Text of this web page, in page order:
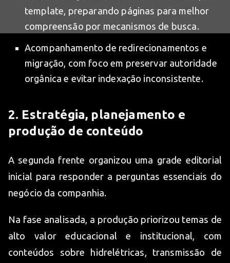
template, preparando páginas para melhor
compreensão por mecanismos de busca.
Acompanhamento de redirecionamentos e
migração, com foco em preservar autoridade
orgânica e evitar indexação inconsistente.
2. Estratégia, planejamento e
produção de conteúdo
A segunda frente organizou uma grade editorial
inicial para responder a perguntas essenciais do
negócio da companhia.
Na fase analisada, a produção priorizou temas de
alto valor educacional e institucional, com
conteúdos sobre hidrelétricas, transmissão de